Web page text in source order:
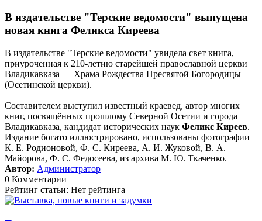
В издательстве "Терские ведомости" выпущена
новая книга Феликса Киреева
В издательстве "Терские ведомости" увидела свет книга,
приуроченная к 210-летию старейшей православной церкви
Владикавказа — Храма Рождества Пресвятой Богородицы
(Осетинской церкви).
Составителем выступил известный краевед, автор многих
книг, посвящённых прошлому Северной Осетии и города
Владикавказа, кандидат исторических наук Феликс Киреев.
Издание богато иллюстрировано, использованы фотографии
К. Е. Родионовой, Ф. С. Киреева, А. И. Жуковой, В. А.
Майорова, Ф. С. Федосеева, из архива М. Ю. Ткаченко.
Автор: Администратор
0 Комментарии
Рейтинг статьи: Нет рейтинга